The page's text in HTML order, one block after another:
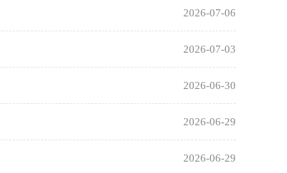
2026-07-06
2026-07-03
2026-06-30
2026-06-29
2026-06-29